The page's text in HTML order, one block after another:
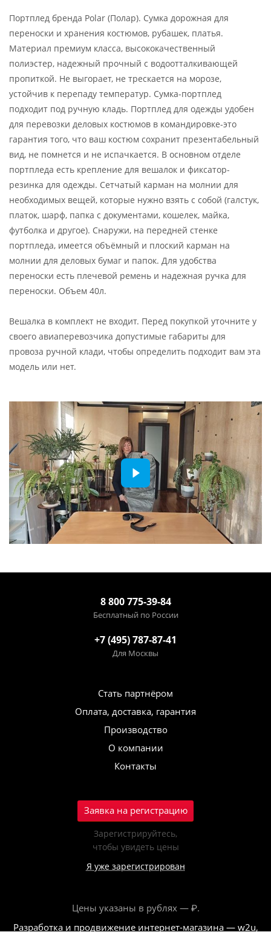
Портплед бренда Polar (Полар). Сумка дорожная для
переноски и хранения костюмов, рубашек, платья.
Материал премиум класса, высококачественный
полиэстер, надежный прочный с водоотталкивающей
пропиткой. Не выгорает, не трескается на морозе,
устойчив к перепаду температур. Сумка-портплед
подходит под ручную кладь. Портплед для одежды удобен
для перевозки деловых костюмов в командировке-это
гарантия того, что ваш костюм сохранит презентабельный
вид, не помнется и не испачкается. В основном отделе
портпледа есть крепление для вешалок и фиксатор-
резинка для одежды. Сетчатый карман на молнии для
необходимых вещей, которые нужно взять с собой (галстук,
платок, шарф, папка с документами, кошелек, майка,
футболка и другое). Снаружи, на передней стенке
портпледа, имеется объёмный и плоский карман на
молнии для деловых бумаг и папок. Для удобства
переноски есть плечевой ремень и надежная ручка для
переноски. Объем 40л.
Вешалка в комплект не входит. Перед покупкой уточните у
своего авиаперевозчика допустимые габариты для
провоза ручной клади, чтобы определить подходит вам эта
модель или нет.
8 800 775-39-84
Бесплатный по России
+7 (495) 787-87-41
Для Москвы
Стать партнёром
Оплата, доставка, гарантия
Производство
О компании
Контакты
Заявка на регистрацию
Зарегистрируйтесь,
чтобы увидеть цены
Я уже зарегистрирован
Цены указаны в рублях — ₽.
Разработка и продвижение интернет-магазина — w2u,